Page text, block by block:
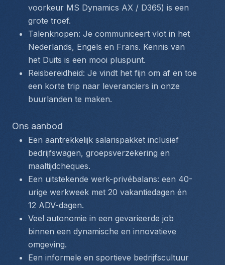
voorkeur MS Dynamics AX / D365) is een
grote troef.
Talenknopen: Je communiceert vlot in het
Nederlands, Engels en Frans. Kennis van
het Duits is een mooi pluspunt.
Reisbereidheid: Je vindt het fijn om af en toe
een korte trip naar leveranciers in onze
buurlanden te maken.
Ons aanbod
Een aantrekkelijk salarispakket inclusief
bedrijfswagen, groepsverzekering en
maaltijdcheques.
Een uitstekende werk-privébalans: een 40-
urige werkweek met 20 vakantiedagen én
12 ADV-dagen.
Veel autonomie in een gevarieerde job
binnen een dynamische en innovatieve
omgeving.
Een informele en sportieve bedrijfscultuur